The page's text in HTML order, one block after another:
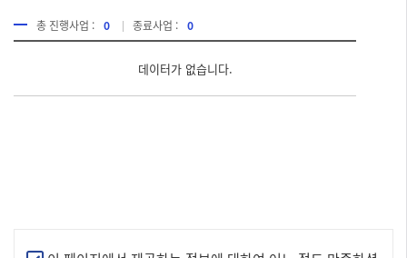
총 진행사업 : 0 종료사업 : 0
데이터가 없습니다.